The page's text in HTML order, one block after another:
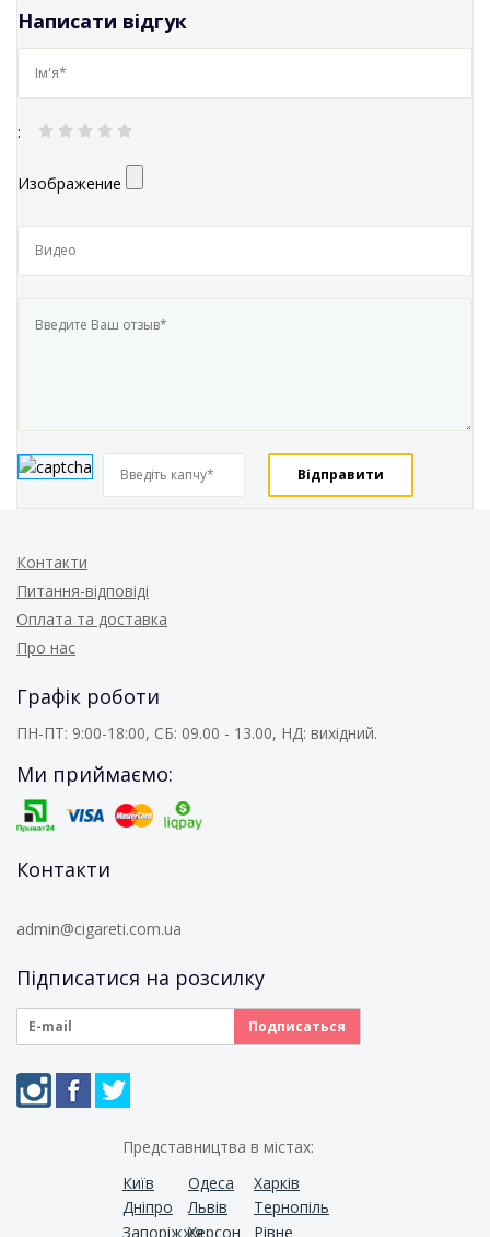
Написати відгук
:
Изображение
Контакти
Питання-відповіді
Оплата та доставка
Про нас
Графік роботи
ПН-ПТ: 9:00-18:00, СБ: 09.00 - 13.00, НД: вихідний.
Ми приймаємо:
Контакти
admin@cigareti.com.ua
Підписатися на розсилку
Представництва в містах:
Київ
Одеса
Харків
Дніпро
Львів
Тернопіль
ЗапоріжжяХерсон Рівне